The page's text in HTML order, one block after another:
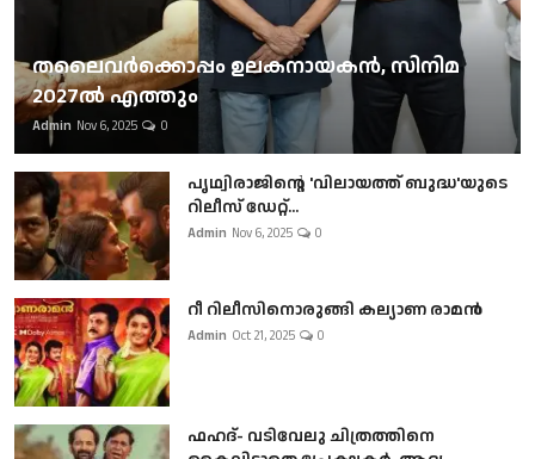
തലൈവര്‍ക്കൊപ്പം ഉലകനായകന്‍, സിനിമ
2027ല്‍ എത്തും
Admin Nov 6, 2025 0
പൃഥ്വിരാജിന്റെ 'വിലായത്ത് ബുദ്ധ'യുടെ
റിലീസ് ഡേറ്റ്...
Admin Nov 6, 2025 0
റീ റിലീസിനൊരുങ്ങി കല്യാണ രാമൻ
Admin Oct 21, 2025 0
ഫഹദ്- വടിവേലു ചിത്രത്തിനെ